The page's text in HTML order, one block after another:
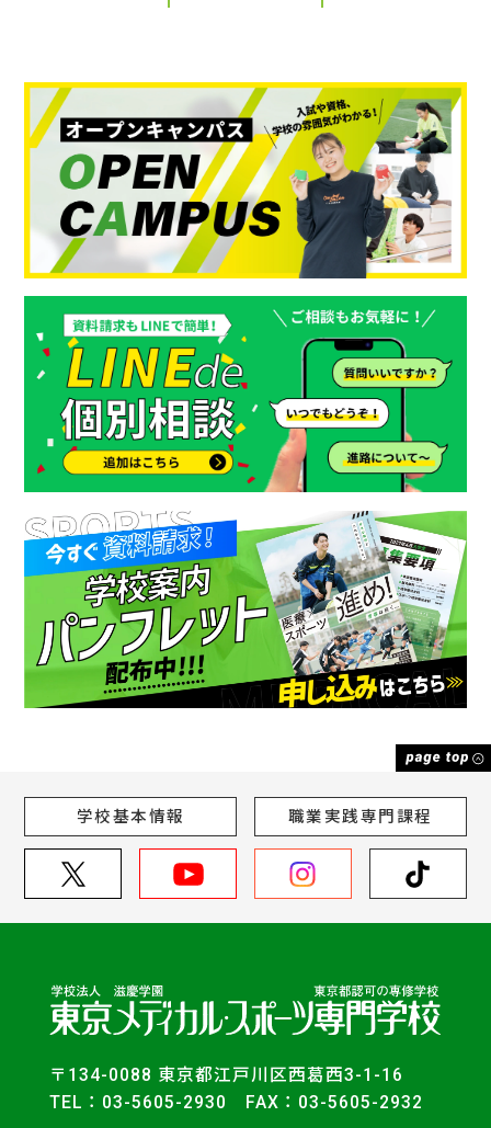
学校基本情報 職業実践専門課程
〒134-0088 東京都江戸川区西葛西3-1-16
TEL：03-5605-2930 FAX：03-5605-2932